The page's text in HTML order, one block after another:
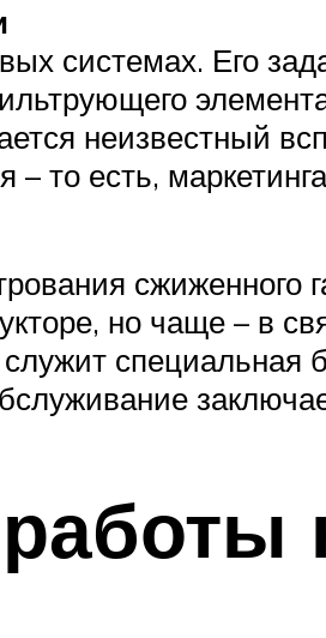
системах. Его
неизвестный
– то есть,
сжиженного
но чаще – в